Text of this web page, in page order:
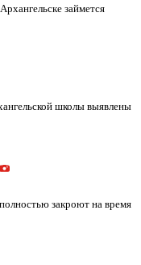
займется
школы выявлены
закроют на время